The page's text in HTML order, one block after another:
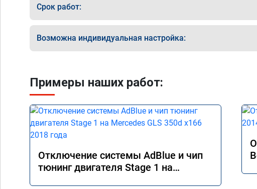
Срок работ:
Возможна индивидуальная настройка:
Примеры наших работ:
Отключение системы AdBlue и чип
тюнинг двигателя Stage 1 на